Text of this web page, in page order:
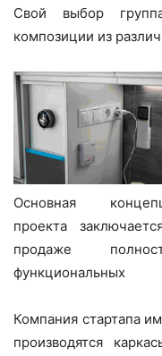
Свой выбор
композиции из
Основная
проекта
продаже
Компания стартапа
производятся